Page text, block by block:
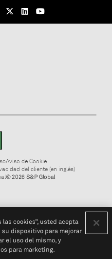
Aviso de Cookie
del cliente (en inglés)
© 2026 S&P Global
cookies”, usted acepta
su dispositivo para mejorar
el uso del mismo, y
para marketing.